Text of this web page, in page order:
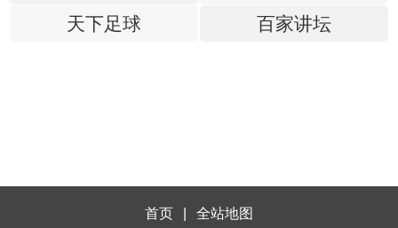
天下足球
百家讲坛
首页 全站地图